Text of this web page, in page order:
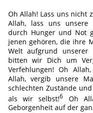
Oh Allah! Lass uns nicht
Allah, lass uns unsere
durch Hunger und Not
jenen gehören, die ihre
Welt aufgrund
bitten wir Dich um
Verfehlungen! Oh
Allah, vergib unsere
schlechten Zustände
als wir selbst!6
Oh
Geborgenheit auf der